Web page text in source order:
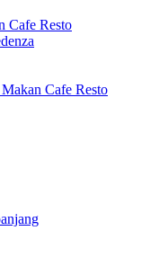
Cafe Resto
Cafe Resto